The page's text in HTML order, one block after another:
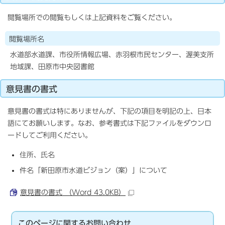
閲覧場所での閲覧もしくは上記資料をご覧ください。
閲覧場所名
水道部水道課、市役所情報広場、赤羽根市民センター、渥美支所
地域課、田原市中央図書館
意見書の書式
意見書の書式は特にありませんが、下記の項目を明記の上、日本
語にてお願いします。なお、参考書式は下記ファイルをダウンロ
ードしてご利用ください。
住所、氏名
件名「新田原市水道ビジョン（案）」について
意見書の書式 （Word 43.0KB）
このページに関するお問い合わせ